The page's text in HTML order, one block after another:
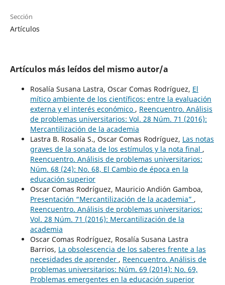
Sección
Artículos
Artículos más leídos del mismo autor/a
Rosalía Susana Lastra, Oscar Comas Rodríguez, El
mítico ambiente de los científicos: entre la evaluación
externa y el interés económico , Reencuentro. Análisis
de problemas universitarios: Vol. 28 Núm. 71 (2016):
Mercantilización de la academia
Lastra B. Rosalía S., Oscar Comas Rodríguez, Las notas
graves de la sonata de los estímulos y la nota final ,
Reencuentro. Análisis de problemas universitarios:
Núm. 68 (24): No. 68, El Cambio de época en la
educación superior
Oscar Comas Rodríguez, Mauricio Andión Gamboa,
Presentación “Mercantilización de la academia” ,
Reencuentro. Análisis de problemas universitarios:
Vol. 28 Núm. 71 (2016): Mercantilización de la
academia
Oscar Comas Rodríguez, Rosalía Susana Lastra
Barrios, La obsolescencia de los saberes frente a las
necesidades de aprender , Reencuentro. Análisis de
problemas universitarios: Núm. 69 (2014): No. 69,
Problemas emergentes en la educación superior